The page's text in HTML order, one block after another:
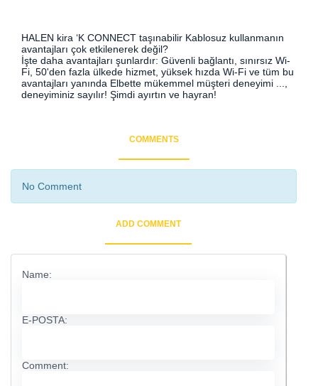
HALEN kira ‘K CONNECT taşınabilir Kablosuz kullanmanın
avantajları çok etkilenerek değil?
İşte daha avantajları şunlardır: Güvenli bağlantı, sınırsız Wi-
Fi, 50'den fazla ülkede hizmet, yüksek hızda Wi-Fi ve tüm bu
avantajları yanında Elbette mükemmel müşteri deneyimi ...,
deneyiminiz sayılır! Şimdi ayırtın ve hayran!
COMMENTS
No Comment
ADD COMMENT
Name:
E-POSTA:
Comment: